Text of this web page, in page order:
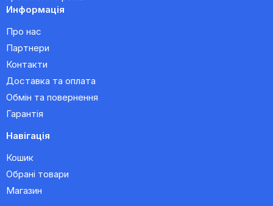
Информація
Про нас
Партнери
Контакти
Доставка та оплата
Обмін та повернення
Гарантія
Навігація
Кошик
Обрані товари
Магазин